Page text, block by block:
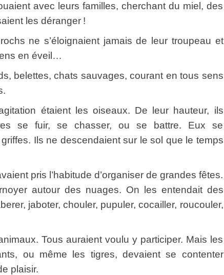
avec leurs familles, cherchant du miel, des
les déranger !
ne s’éloignaient jamais de leur troupeau et
en éveil…
chats sauvages, courant en tous sens
étaient les oiseaux. De leur hauteur, ils
se fuir, se chasser, ou se battre. Eux se
Ils ne descendaient sur le sol que le temps
pris l’habitude d’organiser de grandes fêtes.
autour des nuages. On les entendait des
jaboter, chouler, pupuler, cocailler, roucouler,
Tous auraient voulu y participer. Mais les
ou même les tigres, devaient se contenter
plaisir.